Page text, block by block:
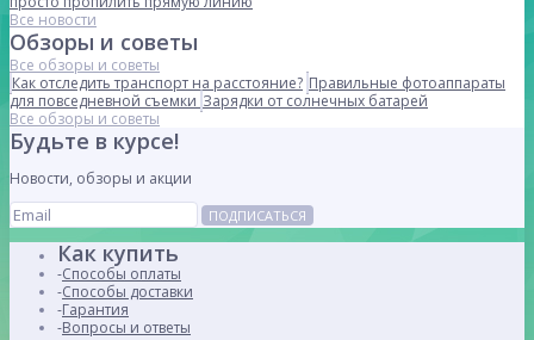
Все новости
Обзоры и советы
Все обзоры и советы
Как отследить транспорт на расстояние? Правильные фотоаппараты
для повседневной съемки Зарядки от солнечных батарей
Все обзоры и советы
Будьте в курсе!
Новости, обзоры и акции
ПОДПИСАТЬСЯ
Как купить
Способы оплаты
Способы доставки
Гарантия
Вопросы и ответы